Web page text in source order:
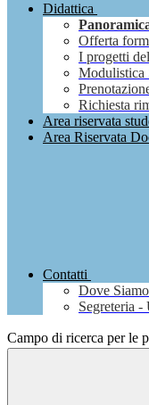
Didattica
Offerta
I progetti
Modulistica
Richiesta
Area riservata
Area Riservata
Contatti
Dove Siamo
Segreteria -
Campo di ricerca per le